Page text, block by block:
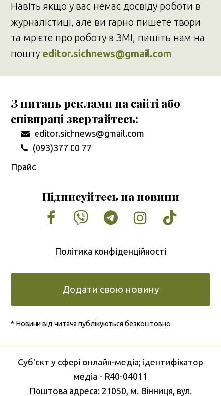
Навіть якщо у вас немає досвіду роботи в
журналістиці, але ви гарно пишете твори
та мрієте про роботу в ЗМІ, пишіть нам на
пошту editor.sichnews@gmail.com
З питань реклами на сайті або
співпраці звертайтесь:
editor.sichnews@gmail.com
(093)377 00 77
Прайс
Підписуйтесь на новини
Facebook
VimeoTumblrInstagram
Tiktok
Політика конфіденційності
Додати свою новину
* Новини від читача публікуються безкоштовно
Cуб'єкт у сфері онлайн-медіа; ідентифікатор
медіа - R40-04011
Поштова адреса: 21050, м. Вінниця, вул.